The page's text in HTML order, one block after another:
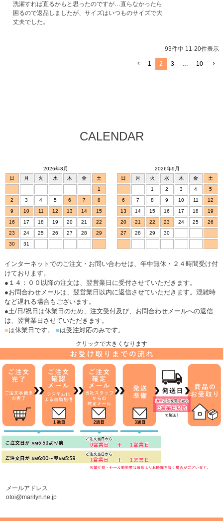
洗濯すれば直るかもと思ったのですが…直らなかったら
困るので返品しましたが、サイズはいつものサイズで大
丈夫でした。
93件中 11-20件表示
1 2 3 … 10
CALENDAR
2026年8月
日
月 火 水 木 金
土
1
2
3 4 5 6 7
8
9
10 11 12 13 14
15
16
17 18 19 20 21
22
23
24 25 26 27 28
29
30
31
2026年9月
日
月 火 水 木 金
土
1
2 3 4
5
6
7 8 9 10 11
12
13
14 15 16 17 18
19
20
21 22 23 24 25
26
27
28 29 30
インターネットでのご注文・お問い合わせは、年中無休・２４時間受け付
けております。
●１４：００以降の注文は、翌営業日に受付させていただきます。
●お問合わせメールは、翌営業日以内に返信させていただきます。混雑時
など遅れる場合もございます。
●土/日/祝日は休業日のため、注文受付及び、お問合わせメールへの返信
は、翌営業日させていただきます。
■は休業日です。 ■は受注対応のみです。
クリックで大きくなります
メールアドレス
otoi@marilyn.ne.jp